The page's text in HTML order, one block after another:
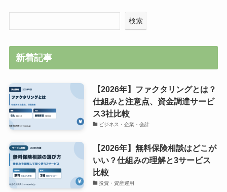
検索
新着記事
【2026年】ファクタリングとは？
仕組みと注意点、資金調達サービ
ス3社比較
ビジネス・企業・会計
【2026年】無料保険相談はどこが
いい？仕組みの理解と3サービス
比較
投資・資産運用